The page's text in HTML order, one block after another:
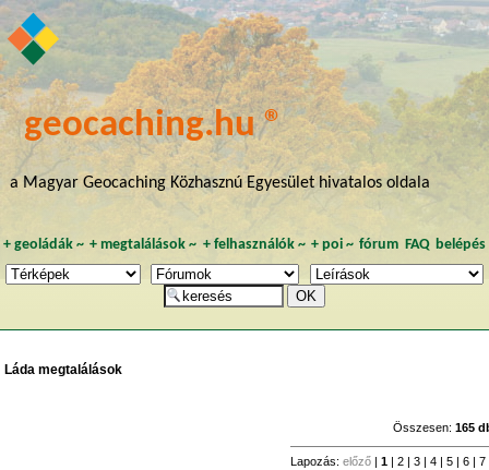
geocaching.hu ®
a Magyar Geocaching Közhasznú Egyesület hivatalos oldala
+ geoládák~ +megtalálások ~ + felhasználók~ + poi~ fórum FAQ belépés
Láda megtalálások
Összesen:165
Lapozás:előző |1 | 2 | 3 | 4 | 5 | 6 | 7